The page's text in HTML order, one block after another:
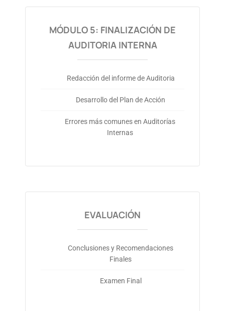
MÓDULO 5: FINALIZACIÓN DE
AUDITORIA INTERNA
Redacción del informe de Auditoria
Desarrollo del Plan de Acción
Errores más comunes en Auditorías
Internas
EVALUACIÓN
Conclusiones y Recomendaciones
Finales
Examen Final